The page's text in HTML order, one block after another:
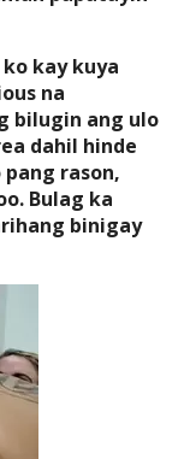
kay kuya
na
bilugin ang ulo
dahil hinde
rason,
Bulag ka
binigay